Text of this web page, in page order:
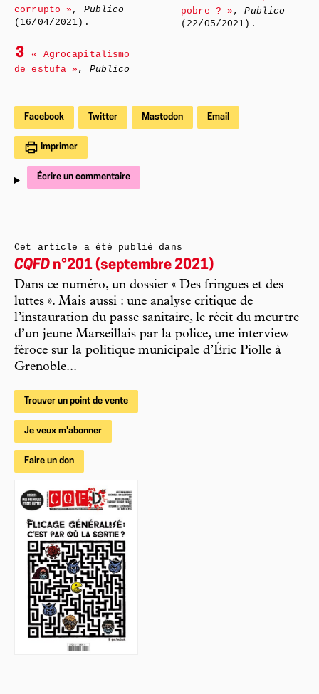
corrupto » , Publico
(16/04/2021).
3
« Agrocapitalismo
de estufa » , Publico
pobre ? » ,Publico
(22/05/2021).
Facebook Twitter Mastodon Email
Imprimer
Écrire un commentaire
Cet article a été publié dans
CQFD n°201 (septembre 2021)
Dans ce numéro, un dossier « Des fringues et des
luttes ». Mais aussi : une analyse critique de
l’instauration du passe sanitaire, le récit du meurtre
d’un jeune Marseillais par la police, une interview
féroce sur la politique municipale d’Éric Piolle à
Grenoble...
Trouver un point de vente
Je veux m'abonner
Faire un don